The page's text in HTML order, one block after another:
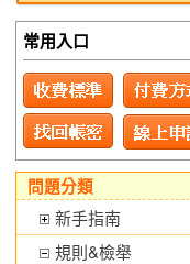
常用入口
問題分類
新手指南
規則&檢舉